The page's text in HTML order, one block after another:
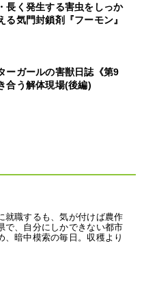
長く発生する害虫をしっか
る気門封鎖剤『フーモン』
ーガールの害獣日誌《第9
合う解体現場(後編)
就職するも、気が付けば農作
で、自分にしかできない都市
、暗中模索の毎日。収穫より